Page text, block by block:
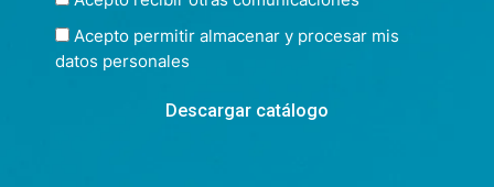
Acepto permitir almacenar y procesar mis
datos personales
Descargar catálogo